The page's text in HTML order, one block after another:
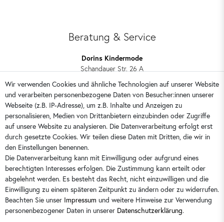
Beratung & Service
Dorins Kindermode
Schandauer Str. 26 A
01309 Dresden
0351 28708090
kontakt@dorins-kindermode.de
Sie erreichen uns: Montag - Freitag 9 - 16 Uhr
Wir verwenden Cookies und ähnliche Technologien auf unserer Website
und verarbeiten personenbezogene Daten von Besucher:innen unserer
Webseite (z.B. IP-Adresse), um z.B. Inhalte und Anzeigen zu
personalisieren, Medien von Drittanbietern einzubinden oder Zugriffe
auf unsere Website zu analysieren. Die Datenverarbeitung erfolgt erst
durch gesetzte Cookies. Wir teilen diese Daten mit Dritten, die wir in
den Einstellungen benennen.
Die Datenverarbeitung kann mit Einwilligung oder aufgrund eines
berechtigten Interesses erfolgen. Die Zustimmung kann erteilt oder
abgelehnt werden. Es besteht das Recht, nicht einzuwilligen und die
Einwilligung zu einem späteren Zeitpunkt zu ändern oder zu widerrufen.
Beachten Sie unser Impressum und weitere Hinweise zur Verwendung
personenbezogener Daten in unserer Daten­schutz­erklärung.